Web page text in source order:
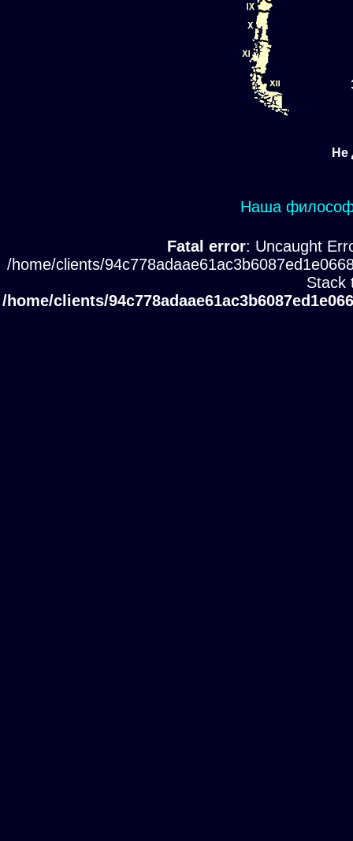
Не
Наша
Fatal error: Uncaught
/home/clients/
Stack
/home/clients/